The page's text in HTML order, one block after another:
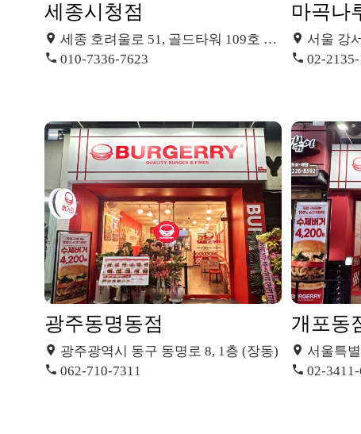
세종시청점
세종 호려울로 51, 골드타워 109호 (보람동)
010-7336-7623
마곡나
서울 강서구 마
02-
광주동명동점
광주광역시 동구 동명로 8, 1층 (장동)
062-710-7311
개포동
서울특별
02-